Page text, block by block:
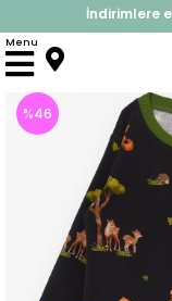
%30
İndirimlere
Menu
Anasayfa Pijama & İç
%46